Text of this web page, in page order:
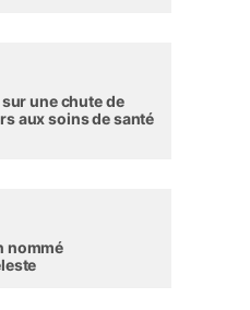
sur une chute de
aux soins de santé
nommé